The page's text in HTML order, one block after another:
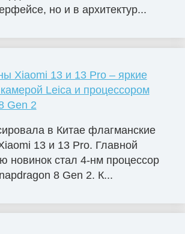
но и в архитектур...
Xiaomi 13 и 13 Pro – яркие
Leica и процессором
Gen 2
в Китае флагманские
13 и 13 Pro. Главной
новинок стал 4-нм процессор
8 Gen 2. К...